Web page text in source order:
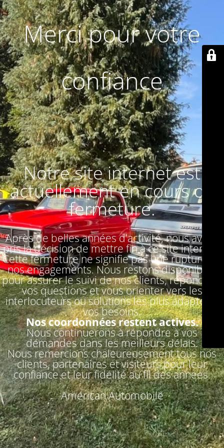
Merci pour votre
confiance
Notre site internet est
actuellement en cours de
fermeture.
Après de belles années d'activité, nous avons
pris la décision de mettre fin à ce site internet.
Cette fermeture ne signifie pas une rupture de
nos engagements. Nous restons disponibles
pour assurer le suivi de nos clients, répondre à
vos questions et vous orienter vers les
interlocuteurs ou solutions les plus adaptés à
vos besoins.
Nos coordonnées restent actives.
Nous continuerons à répondre à vos
demandes dans les meilleurs délais.
Nous remercions chaleureusement tous nos
clients, partenaires et visiteurs pour leur
confiance et leur fidélité au fil des années.
Américan Automobile